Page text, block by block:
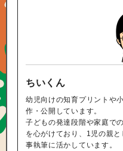
ちいくん
幼児向けの知育プリントや
作・公開しています。
子どもの発達段階や家庭で
を心がけており、1児の親
事執筆に活かしています。